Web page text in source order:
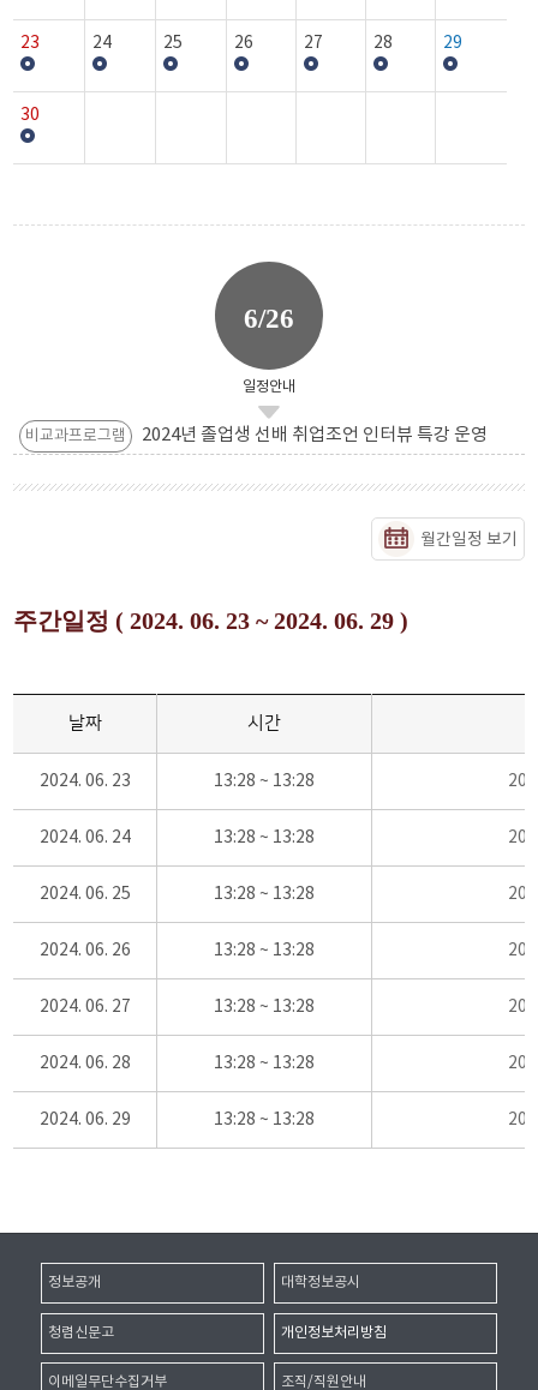
23 24 25 26 27 28 29
30
6/26
일정안내
비교과프로그램 2024년 졸업생 선배 취업조언 인터뷰 특강 운영
월간일정 보기
주간일정 ( 2024. 06. 23 ~ 2024. 06. 29 )
날짜 시간
2024. 06. 23 13:28 ~ 13:28
2024. 06. 24 13:28 ~ 13:28
2024. 06. 25 13:28 ~ 13:28
2024. 06. 26 13:28 ~ 13:28
2024. 06. 27 13:28 ~ 13:28
2024. 06. 28 13:28 ~ 13:28
2024. 06. 29 13:28 ~ 13:28
정보공개 대학정보공시
청렴신문고 개인정보처리방침
이메일무단수집거부 조직/직원안내